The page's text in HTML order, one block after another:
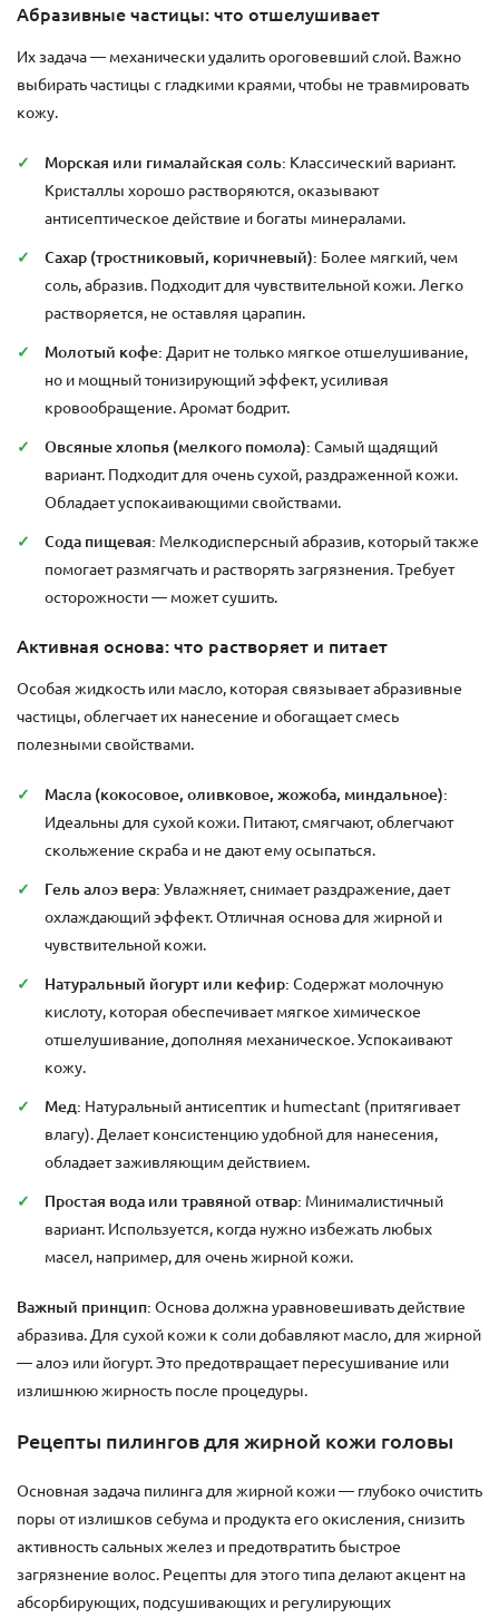
Абразивные частицы: что отшелушивает
Их задача — механически удалить ороговевший слой. Важно
выбирать частицы с гладкими краями, чтобы не травмировать
кожу.
Морская или гималайская соль: Классический вариант.
Кристаллы хорошо растворяются, оказывают
антисептическое действие и богаты минералами.
Сахар (тростниковый, коричневый): Более мягкий, чем
соль, абразив. Подходит для чувствительной кожи. Легко
растворяется, не оставляя царапин.
Молотый кофе: Дарит не только мягкое отшелушивание,
но и мощный тонизирующий эффект, усиливая
кровообращение. Аромат бодрит.
Овсяные хлопья (мелкого помола): Самый щадящий
вариант. Подходит для очень сухой, раздраженной кожи.
Обладает успокаивающими свойствами.
Сода пищевая: Мелкодисперсный абразив, который также
помогает размягчать и растворять загрязнения. Требует
осторожности — может сушить.
Активная основа: что растворяет и питает
Особая жидкость или масло, которая связывает абразивные
частицы, облегчает их нанесение и обогащает смесь
полезными свойствами.
Масла (кокосовое, оливковое, жожоба, миндальное):
Идеальны для сухой кожи. Питают, смягчают, облегчают
скольжение скраба и не дают ему осыпаться.
Гель алоэ вера: Увлажняет, снимает раздражение, дает
охлаждающий эффект. Отличная основа для жирной и
чувствительной кожи.
Натуральный йогурт или кефир: Содержат молочную
кислоту, которая обеспечивает мягкое химическое
отшелушивание, дополняя механическое. Успокаивают
кожу.
Мед: Натуральный антисептик и humectant (притягивает
влагу). Делает консистенцию удобной для нанесения,
обладает заживляющим действием.
Простая вода или травяной отвар: Минималистичный
вариант. Используется, когда нужно избежать любых
масел, например, для очень жирной кожи.
Важный принцип: Основа должна уравновешивать действие
абразива. Для сухой кожи к соли добавляют масло, для жирной
— алоэ или йогурт. Это предотвращает пересушивание или
излишнюю жирность после процедуры.
Рецепты пилингов для жирной кожи головы
Основная задача пилинга для жирной кожи — глубоко очистить
поры от излишков себума и продукта его окисления, снизить
активность сальных желез и предотвратить быстрое
загрязнение волос. Рецепты для этого типа делают акцент на
абсорбирующих, подсушивающих и регулирующих